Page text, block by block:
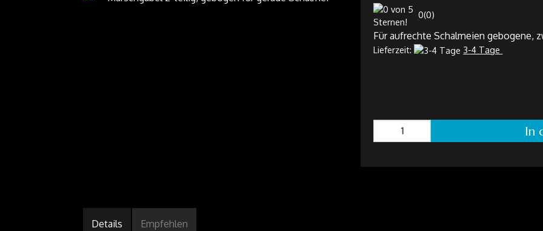
0(0)
Für aufrechte Schalmeien gebogene,
Lieferzeit: 3-4 Tage
In
Details Empfehlen